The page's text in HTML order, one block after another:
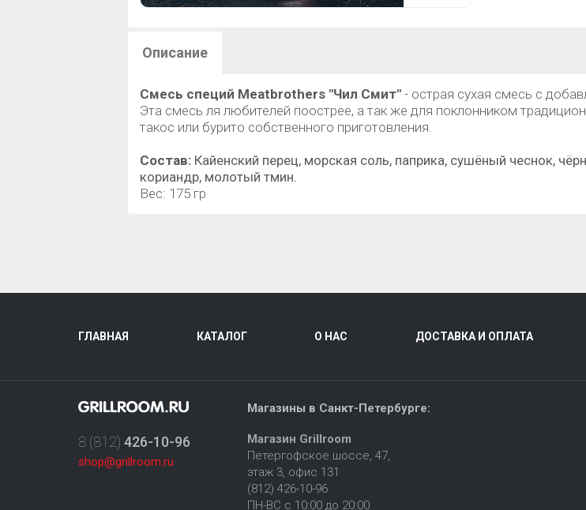
Описание
Смесь специй Meatbrothers "Чил Смит" - острая сухая смесь с
Эта смесь ля любителей поострее, а так же для поклонником
такос или бурито собственного приготовления.
Состав: Кайенский перец, морская соль, паприка, сушёный чеснок,
кориандр, молотый тмин.
Вес: 175 гр
ГЛАВНАЯ КАТАЛОГ О НАС ДОСТАВКА И ОПЛАТА
8 (812) 426-10-96
shop@grillroom.ru
Магазины в Санкт-Петербурге:
Магазин Grillroom
Петергофское шоссе, 47,
этаж 3, офис 131
(812) 426-10-96
ПН-ВС с 10:00 до 20:00